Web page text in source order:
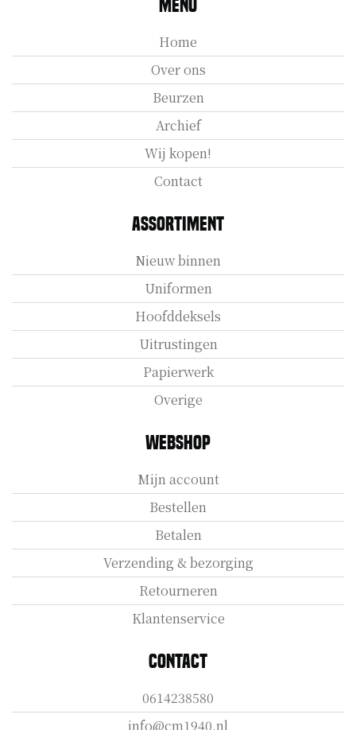
Menu
Home
Over ons
Beurzen
Archief
Wij kopen!
Contact
Assortiment
Nieuw binnen
Uniformen
Hoofddeksels
Uitrustingen
Papierwerk
Overige
Webshop
Mijn account
Bestellen
Betalen
Verzending & bezorging
Retourneren
Klantenservice
Contact
0614238580
info@cm1940.nl